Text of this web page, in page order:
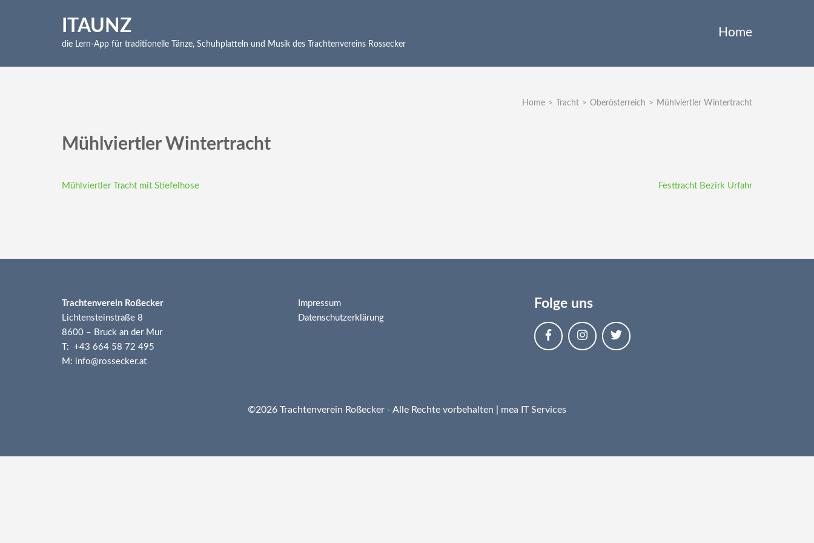
Enter)
ITAUNZ
die Lern-App für traditionelle Tänze, Schuhplatteln und Musik des Trachtenvereins Rossecker
Home
Home > Tracht > Oberösterreich > Mühlviertler Wintertracht
Mühlviertler Wintertracht
Beitragsnavigation
Mühlviertler Tracht mit Stiefelhose Festtracht Bezirk Urfahr
Trachtenverein Roßecker
Lichtensteinstraße 8
8600 – Bruck an der Mur
T: +43 664 58 72 495
M: info@rossecker.at
Impressum
Datenschutzerklärung
Folge uns
©2026 Trachtenverein Roßecker - Alle Rechte vorbehalten | mea IT Services